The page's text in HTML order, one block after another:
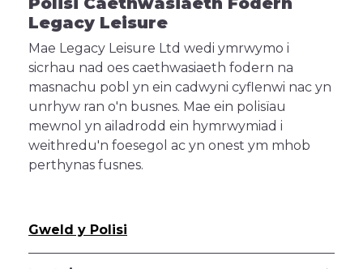
Legacy Leisure
Mae Legacy Leisure Ltd wedi ymrwymo i
sicrhau nad oes caethwasiaeth fodern na
masnachu pobl yn ein cadwyni cyflenwi nac yn
unrhyw ran o'n busnes. Mae ein polisïau
mewnol yn ailadrodd ein hymrwymiad i
weithredu'n foesegol ac yn onest ym mhob
perthynas fusnes.
Gweld y Polisi